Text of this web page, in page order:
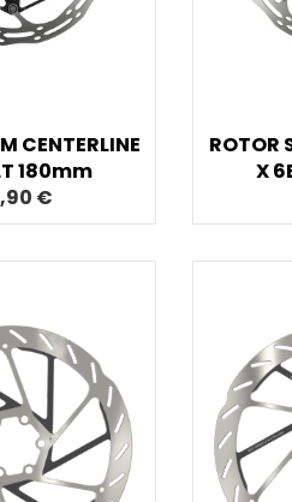
CENTERLINE
180mm
€
ROTOR
X